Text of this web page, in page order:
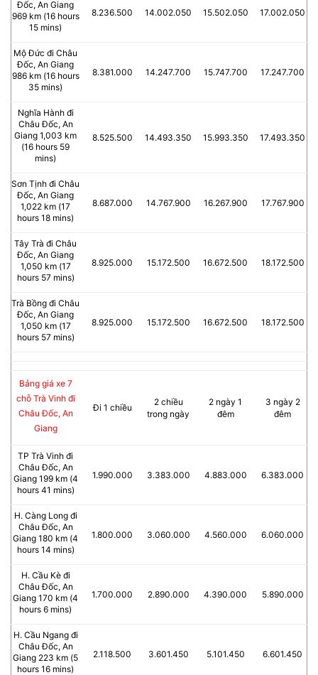
Đốc, An Giang
969 km (16 hours
15 mins)
8.236.500 14.002.050 15.502.050 17.002.050
Mộ Đức đi Châu
Đốc, An Giang
986 km (16 hours
35 mins)
8.381.000 14.247.700 15.747.700 17.247.700
Nghĩa Hành đi
Châu Đốc, An
Giang 1,003 km
(16 hours 59
mins)
8.525.500 14.493.350 15.993.350 17.493.350
Sơn Tịnh đi Châu
Đốc, An Giang
1,022 km (17
hours 18 mins)
8.687.000 14.767.900 16.267.900 17.767.900
Tây Trà đi Châu
Đốc, An Giang
1,050 km (17
hours 57 mins)
8.925.000 15.172.500 16.672.500 18.172.500
Trà Bồng đi Châu
Đốc, An Giang
1,050 km (17
hours 57 mins)
8.925.000 15.172.500 16.672.500 18.172.500
Bảng giá xe 7
chỗ Trà Vinh đi
Châu Đốc, An
Giang
Đi 1 chiều
2 chiều
trong ngày
2 ngày 1
đêm
3 ngày 2
đêm
TP Trà Vinh đi
Châu Đốc, An
Giang 199 km (4
hours 41 mins)
1.990.000 3.383.000 4.883.000 6.383.000
H. Càng Long đi
Châu Đốc, An
Giang 180 km (4
hours 14 mins)
1.800.000 3.060.000 4.560.000 6.060.000
H. Cầu Kè đi
Châu Đốc, An
Giang 170 km (4
hours 6 mins)
1.700.000 2.890.000 4.390.000 5.890.000
H. Cầu Ngang đi
Châu Đốc, An
Giang 223 km (5
hours 16 mins)
2.118.500 3.601.450 5.101.450 6.601.450